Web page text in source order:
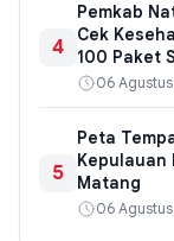
4
Pemkab
Cek
100 Paket
06
5
Peta
Kepulauan
Matang
06